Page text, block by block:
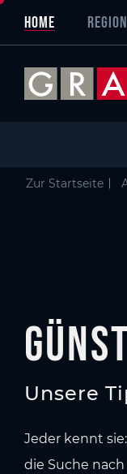
Zum Hauptinhalt
Zum
Zur
Übersicht aller
Günstig Parken in
P+R-Kombi-Ticket
Preiswertes Parken
Preiswertes Parken
Parken im Zentrum
PArken am
HOME
Zur Startseite
Unsere
Jeder kennt
die Suche